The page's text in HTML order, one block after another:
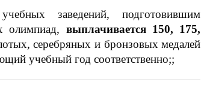
заведений, подготовившим
олимпиад, выплачивается 150, 175,
серебряных и бронзовых медалей
учебный год соответственно;;